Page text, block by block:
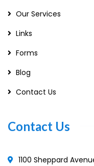
Our Services
Links
Forms
Blog
Contact Us
Contact Us
1100 Sheppard